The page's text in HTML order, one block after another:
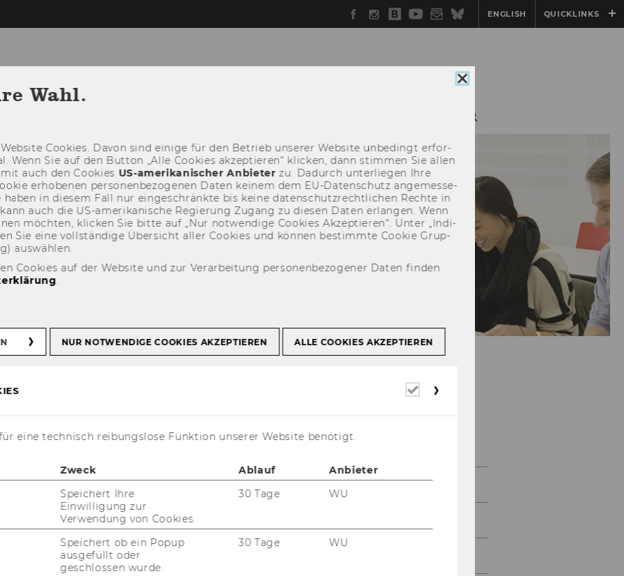
Facebook
Instagram
WU
Blog
YouTube
Newsletter
BlueskyENGLISH QUICKLINKS
wir auch Sprach­zer­ti­fi­ka­te an, mit
nach­wei­sen kön­nen.
Sprach­zer­ti­fi­ka­te ab­sol­vie­ren:
Sprach­di­plom Deutsch
WU Business
Sprachkurse
FAQ
Cookie
Wahl.
Coo­kies. Davon sind ei­ni­ge für den Be­trieb un­se­rer Web­site un­be­dingt er­for­
Wenn Sie auf den But­ton „Alle Coo­kies ak­zep­tie­ren“ kli­cken, dann stim­men Sie allen
auch den Coo­kies US-​amerikanischer An­bie­terzu. Da­durch un­ter­lie­gen Ihre
er­ho­be­nen per­so­nen­be­zo­ge­nen Daten kei­nem dem EU-​Datenschutz an­ge­mes­se­
haben in die­sem Fall nur ein­ge­schränk­te bis keine da­ten­schutz­recht­li­chen Rech­te in
auch die US-​amerikanische Re­gie­rung Zu­gang zu die­sen Daten er­lan­gen. Wenn
möch­ten, kli­cken Sie bitte auf „Nur not­wen­di­ge Coo­kies Ak­zep­tie­ren“. Unter „In­di­
Sie eine voll­stän­di­ge Über­sicht aller Coo­kies und kön­nen be­stimm­te Coo­kie Grup­
aus­wäh­len.
Cookies auf der Website und zur Verarbeitung personenbezogener Daten finden
NUR NOTWENDIGE COOKIES AKZEPTIEREN ALLE COOKIES AKZEPTIEREN
Erforderliche
eine technisch reibungslose Funktion unserer Website benötigt.
Zweck Ablauf
Anbieter
Speichert Ihre
Einwilligung zur
Verwendung von Cookies.
30 Tage WU
Speichert ob ein Popup
ausgefüllt oder
geschlossen wurde.
30 Tage WU